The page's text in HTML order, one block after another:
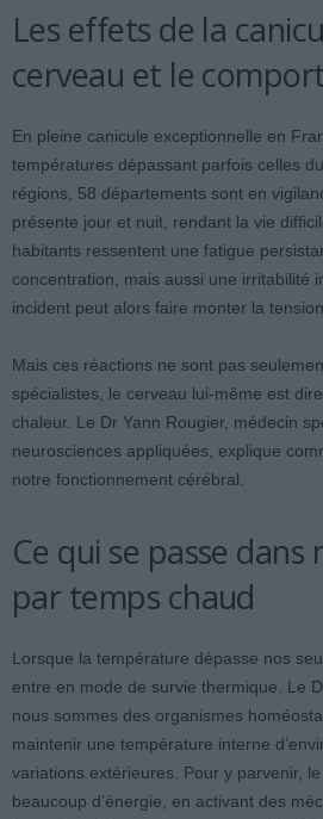
Les effets de la
cerveau et le
En pleine canicule exceptionnelle en
températures dépassant parfois celles
régions, 58 départements sont en
présente jour et nuit, rendant la vie
habitants ressentent une fatigue
concentration, mais aussi une irritabilité
incident peut alors faire monter la tension.
Mais ces réactions ne sont pas
spécialistes, le cerveau lui-même est
chaleur. Le Dr Yann Rougier, médecin
neurosciences appliquées, explique
notre fonctionnement cérébral.
Ce qui se passe
par temps chaud
Lorsque la température dépasse nos
entre en mode de survie thermique. Le
nous sommes des organismes
maintenir une température interne
variations extérieures. Pour y parvenir,
beaucoup d’énergie, en activant des